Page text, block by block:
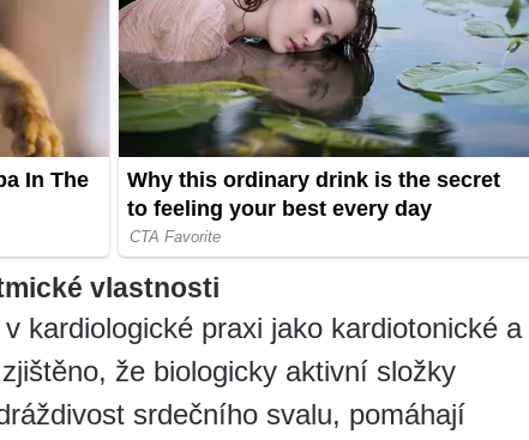
vlastnosti
kardiologické praxi jako kardiotonické a
že biologicky aktivní složky
srdečního svalu, pomáhají